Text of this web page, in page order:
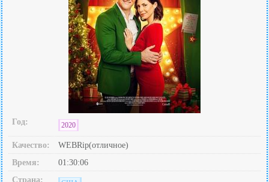
Год: 2020
Качество:
WEBRip(отличное)
Время:
01:30:06
Страна: